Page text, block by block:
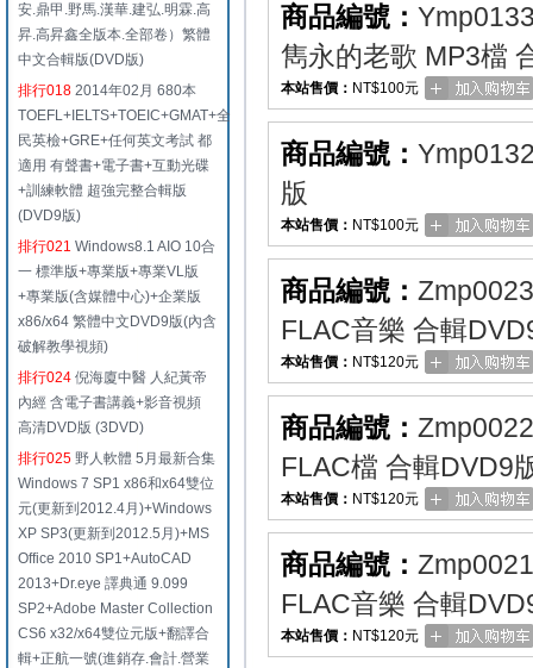
安.鼎甲.野馬.漢華.建弘.明霖.高
昇.高昇鑫全版本.全部卷）繁體
中文合輯版(DVD版)
排行018 2014年02月 680本
TOEFL+IELTS+TOEIC+GMAT+全
民英檢+GRE+任何英文考試 都
適用 有聲書+電子書+互動光碟
+訓練軟體 超強完整合輯版
(DVD9版)
排行021 Windows8.1 AIO 10合
一 標準版+專業版+專業VL版
+專業版(含媒體中心)+企業版
x86/x64 繁體中文DVD9版(內含
破解教學視頻)
排行024 倪海廈中醫 人紀黃帝
內經 含電子書講義+影音視頻
高清DVD版 (3DVD)
排行025 野人軟體 5月最新合集
Windows 7 SP1 x86和x64雙位
元(更新到2012.4月)+Windows
XP SP3(更新到2012.5月)+MS
Office 2010 SP1+AutoCAD
2013+Dr.eye 譯典通 9.099
SP2+Adobe Master Collection
CS6 x32/x64雙位元版+翻譯合
輯+正航一號(進銷存.會計.營業
商品編號：
雋永的老歌 MP3檔
本站售價： NT$100元
商品編號：
版
本站售價： NT$100元
商品編號： Zmp0023
FLAC音樂 合輯
本站售價： NT$120元
商品編號： Zmp0022
FLAC檔 合輯DVD9
本站售價： NT$120元
商品編號： Zmp0021
FLAC音樂 合輯
本站售價： NT$120元